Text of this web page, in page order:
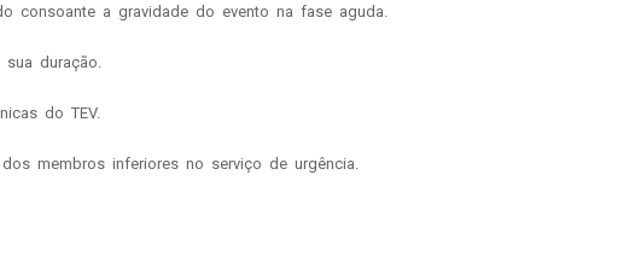
consoante a gravidade do evento na fase aguda.
duração.
do TEV.
membros inferiores no serviço de urgência.